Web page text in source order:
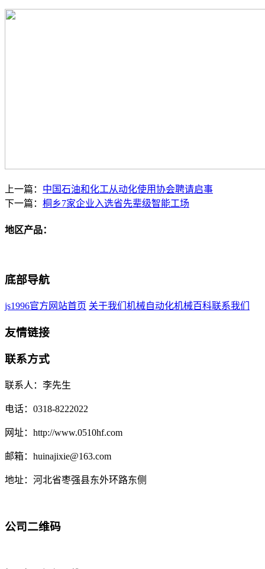
上一篇： 中国石油和化工从动化使用协会聘请启事
下一篇： 桐乡7家企业入选省先辈级智能工场
地区产品：
底部导航
js1996官方网站首页 关于我们 机械自动化机械百科联系我们
友情链接
联系方式
联系人：李先生
电话：0318-8222022
网址：http://www.0510hf.com
邮箱：huinajixie@163.com
地址：河北省枣强县东外环路东侧
公司二维码